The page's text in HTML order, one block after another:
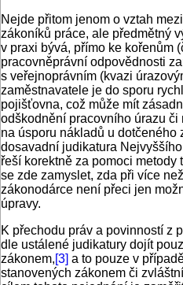
Nejde přitom jenom o vztah
zákoníků práce, ale předmětný
v praxi bývá, přímo ke kořenům
pracovněprávní odpovědnosti
s veřejnoprávním (kvazi
zaměstnavatele je do sporu
pojišťovna, což může mít
odškodnění pracovního úrazu
na úsporu nákladů u dotčeného
dosavadní judikatura
řeší korektně za pomoci
se zde zamyslet, zda při více
zákonodárce není přeci jen
úpravy.
K přechodu práv a povinností z
dle ustálené judikatury dojít
zákonem,[3] a to pouze v
stanovených zákonem či